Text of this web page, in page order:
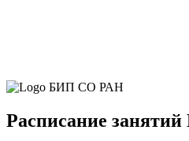
Расписание